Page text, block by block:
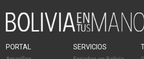
PORTAL SERVICIOS